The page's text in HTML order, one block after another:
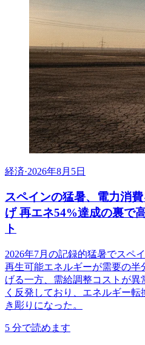
経済·2026年8月5日
スペインの猛暑、電力消
げ 再エネ54%達成の裏で
ト
2026年7月の記録的猛暑でスペ
再生可能エネルギーが需要の半
げる一方、需給調整コストが
く反発しており、エネルギー
き彫りになった。
5 分で読めます